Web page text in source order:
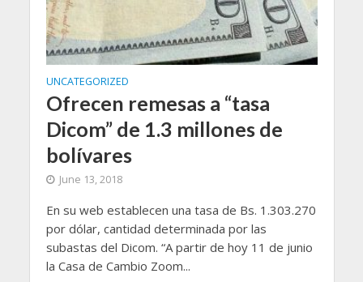
UNCATEGORIZED
Ofrecen remesas a “tasa
Dicom” de 1.3 millones de
bolívares
June 13, 2018
En su web establecen una tasa de Bs. 1.303.270
por dólar, cantidad determinada por las
subastas del Dicom. “A partir de hoy 11 de junio
la Casa de Cambio Zoom...